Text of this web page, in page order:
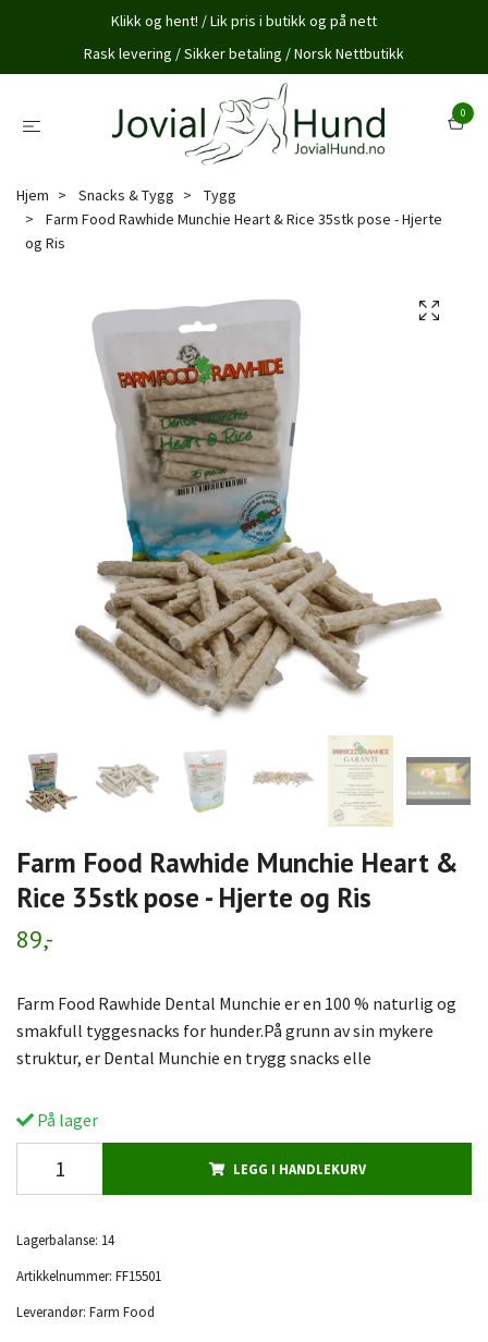
Klikk og hent! / Lik pris i butikk og på nett
Rask levering / Sikker betaling / Norsk Nettbutikk
0
Hjem Snacks & Tygg
Tygg
Farm Food Rawhide Munchie Heart & Rice 35stk pose - Hjerte
og Ris
Farm Food Rawhide Munchie Heart &
Rice 35stk pose - Hjerte og Ris
89,-
Farm Food Rawhide Dental Munchie er en 100 % naturlig og
smakfull tyggesnacks for hunder.På grunn av sin mykere
struktur, er Dental Munchie en trygg snacks elle
På lager
LEGG I HANDLEKURV
Lagerbalanse: 14
Artikkelnummer: FF15501
Leverandør: Farm Food